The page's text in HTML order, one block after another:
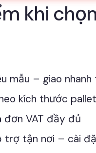
khi
mẫu – giao
kích thước
đơn VAT đầy đủ
trợ tận nơi – cài